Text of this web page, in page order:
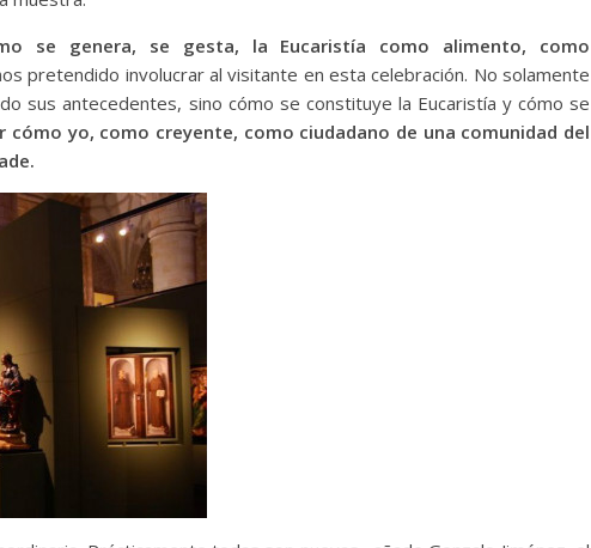
se genera, se gesta, la Eucaristía como alimento, como
pretendido involucrar al visitante en esta celebración. No solamente
sus antecedentes, sino cómo se constituye la Eucaristía y cómo se
cómo yo, como creyente, como ciudadano de una comunidad del